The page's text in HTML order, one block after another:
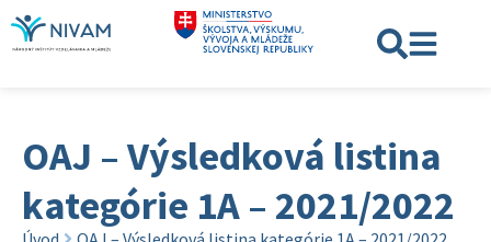
OAJ – Výsledková listina
kategórie 1A – 2021/2022